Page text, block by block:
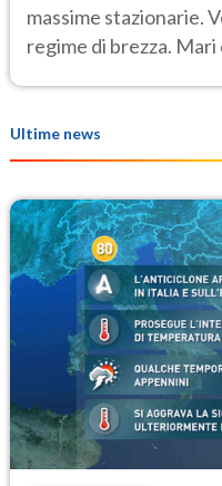
massime stazionarie.
regime di brezza. Mari
Ultime news